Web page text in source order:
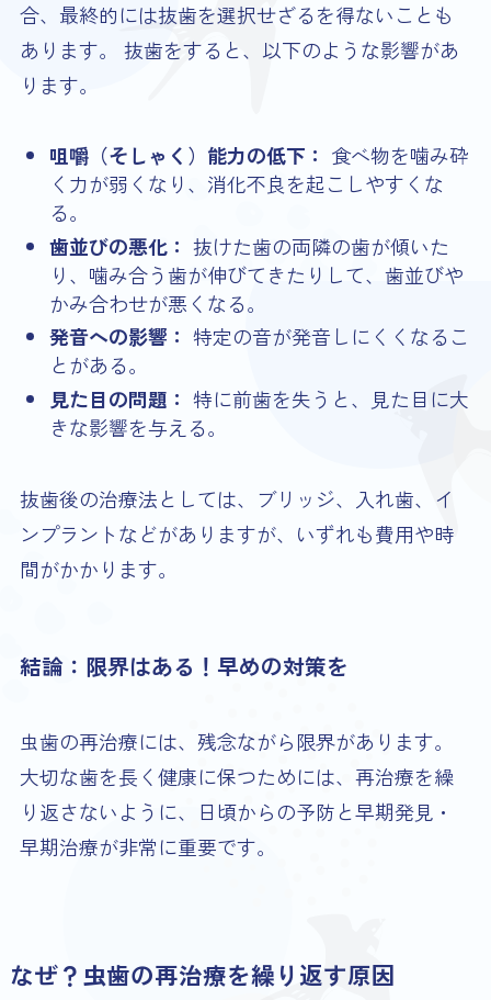
合、最終的には抜歯を選択せざるを得ないことも
あります。 抜歯をすると、以下のような影響があ
ります。
咀嚼（そしゃく）能力の低下： 食べ物を噛み砕
く力が弱くなり、消化不良を起こしやすくな
る。
歯並びの悪化： 抜けた歯の両隣の歯が傾いた
り、噛み合う歯が伸びてきたりして、歯並びや
かみ合わせが悪くなる。
発音への影響： 特定の音が発音しにくくなるこ
とがある。
見た目の問題： 特に前歯を失うと、見た目に大
きな影響を与える。
抜歯後の治療法としては、ブリッジ、入れ歯、イ
ンプラントなどがありますが、いずれも費用や時
間がかかります。
結論：限界はある！早めの対策を
虫歯の再治療には、残念ながら限界があります。
大切な歯を長く健康に保つためには、再治療を繰
り返さないように、日頃からの予防と早期発見・
早期治療が非常に重要です。
なぜ？虫歯の再治療を繰り返す原因